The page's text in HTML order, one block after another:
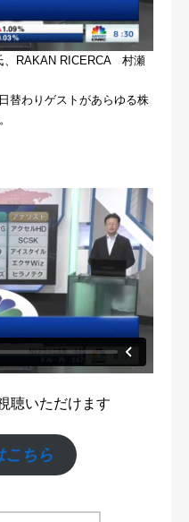
、RAKAN RICERCA 村瀬
替わりゲストがあらゆる株
聴いただけます
こちら